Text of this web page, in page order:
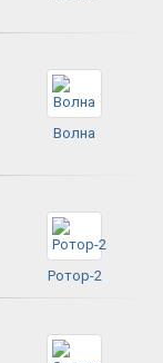
Волна
Ротор-2